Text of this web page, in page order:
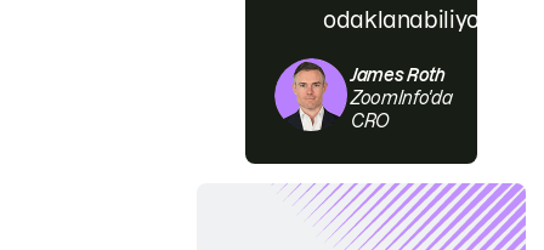
odaklanabiliyoruz.
James Roth
ZoomInfo'da
CRO